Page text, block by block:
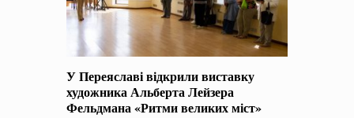
У Переяславі відкрили виставку
художника Альберта Лейзера
Фельдмана «Ритми великих міст»